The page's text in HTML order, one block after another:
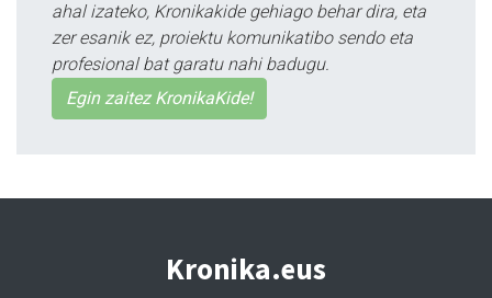
ahal izateko, Kronikakide gehiago behar dira, eta
zer esanik ez, proiektu komunikatibo sendo eta
profesional bat garatu nahi badugu.
Egin zaitez KronikaKide!
Kronika.eus